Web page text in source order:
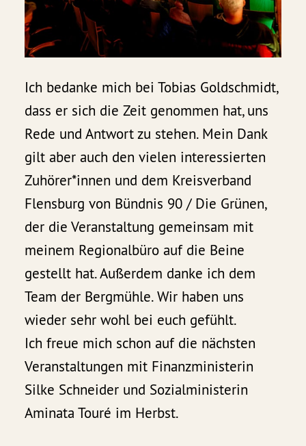
Ich bedanke mich bei Tobias Goldschmidt,
dass er sich die Zeit genommen hat, uns
Rede und Antwort zu stehen. Mein Dank
gilt aber auch den vielen interessierten
Zuhörer*innen und dem Kreisverband
Flensburg von Bündnis 90 / Die Grünen,
der die Veranstaltung gemeinsam mit
meinem Regionalbüro auf die Beine
gestellt hat. Außerdem danke ich dem
Team der Bergmühle. Wir haben uns
wieder sehr wohl bei euch gefühlt.
Ich freue mich schon auf die nächsten
Veranstaltungen mit Finanzministerin
Silke Schneider und Sozialministerin
Aminata Touré im Herbst.